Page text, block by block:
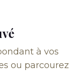
à vos
ou parcourez